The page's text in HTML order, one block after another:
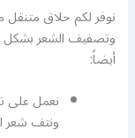
نوفر لكم حلاق
وتصفيف الشعر بشكل
أيضاً:
نعمل على
ونتف شعر